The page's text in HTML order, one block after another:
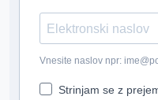
Vnesite naslov npr:
Strinjam se z